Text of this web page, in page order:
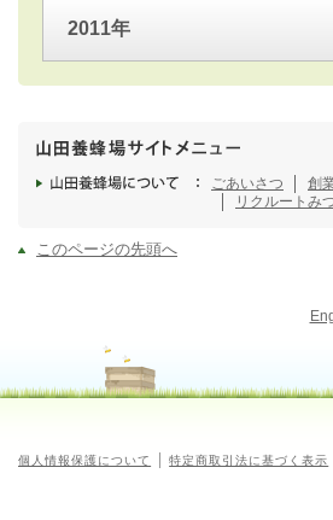
2011年
ごあいさつ 創
リクルート み
このページの先頭へ
個人情報保護について 特定商取引法に基づく表示